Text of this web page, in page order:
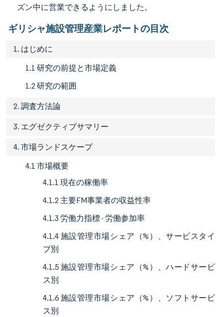
ズン中に営業できるようにしました。
ギリシャ施設管理産業レポートの目次
1. はじめに
1.1 研究の前提と市場定義
1.2 研究の範囲
2. 調査方法論
3. エグゼクティブサマリー
4. 市場ランドスケープ
4.1 市場概要
4.1.1 現在の稼働率
4.1.2 主要FM事業者の収益性率
4.1.3 労働力指標 - 労働参加率
4.1.4 施設管理市場シェア（%）、サービスタイ
プ別
4.1.5 施設管理市場シェア（%）、ハードサービ
ス別
4.1.6 施設管理市場シェア（%）、ソフトサービ
ス別